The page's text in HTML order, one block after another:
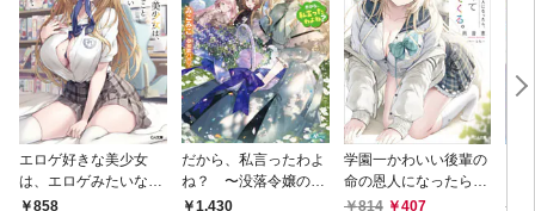
エロゲ好きな美少女
は、エロゲみたいなこ
と全部シてほしい【電
858
だから、私言ったわよ
ね？ 〜没落令嬢の案
外楽しい領地改革〜
1,430
学園一かわいい後輩の
命の恩人になったら、
通い妻になって関係を
814 407